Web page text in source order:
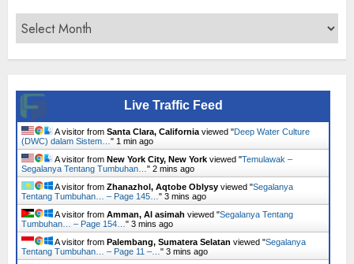
Archives
Live Traffic Feed
A visitor from Santa Clara, Californiaviewed "Deep Water Culture
(DWC) dalam Sistem…" 1 min ago
A visitor from New York City, New York viewed "Temulawak –
Segalanya Tentang Tumbuhan…" 2 mins ago
A visitor from Zhanazhol, Aqtobe Oblysy viewed "Segalanya
Tentang Tumbuhan… – Page 145…" 3 mins ago
A visitor from Amman, Al asimah viewed "Segalanya Tentang
Tumbuhan… – Page 154…" 3 mins ago
A visitor from Palembang, Sumatera Selatan viewed "Segalanya
Tentang Tumbuhan… – Page 11 –…" 3 mins ago